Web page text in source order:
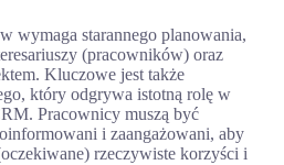
wymaga starannego planowania,
(pracowników) oraz
Kluczowe jest także
który odgrywa istotną rolę w
Pracownicy muszą być
i zaangażowani, aby
rzeczywiste korzyści i